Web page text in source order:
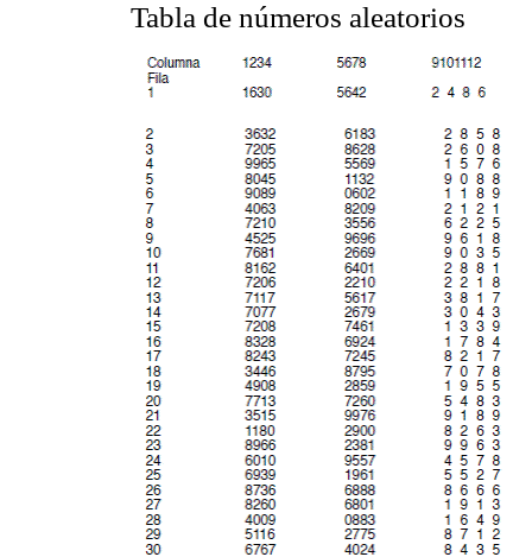
Tabla de números aleatorios